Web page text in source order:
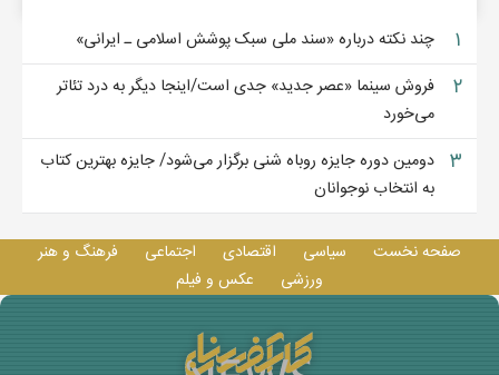
۱ چند نکته درباره «سند ملی سبک پوشش اسلامی ـ ایرانی»
۲
فروش سینما «عصر جدید» جدی است/اینجا دیگر به درد تئاتر
می‌خورد
۳ دومین دوره جایزه روباه شنی برگزار می‌شود/ جایزه بهترین کتاب
به انتخاب نوجوانان
صفحه نخست سیاسی اقتصادی اجتماعی
فرهنگ و هنر
ورزشی
عکس و فيلم